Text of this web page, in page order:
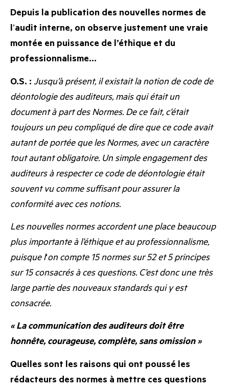
Depuis la publication des nouvelles normes de
l’audit interne, on observe justement une vraie
montée en puissance de l’éthique et du
professionnalisme…
O.S. : Jusqu’à présent, il existait la notion de code de
déontologie des auditeurs, mais qui était un
document à part des Normes. De ce fait, c’était
toujours un peu compliqué de dire que ce code avait
autant de portée que les Normes, avec un caractère
tout autant obligatoire. Un simple engagement des
auditeurs à respecter ce code de déontologie était
souvent vu comme suffisant pour assurer la
conformité avec ces notions.
Les nouvelles normes accordent une place beaucoup
plus importante à l’éthique et au professionnalisme,
puisque l‘on compte 15 normes sur 52 et 5 principes
sur 15 consacrés à ces questions. C’est donc une très
large partie des nouveaux standards qui y est
consacrée.
« La communication des auditeurs doit être
honnête, courageuse, complète, sans omission »
Quelles sont les raisons qui ont poussé les
rédacteurs des normes à mettre ces questions